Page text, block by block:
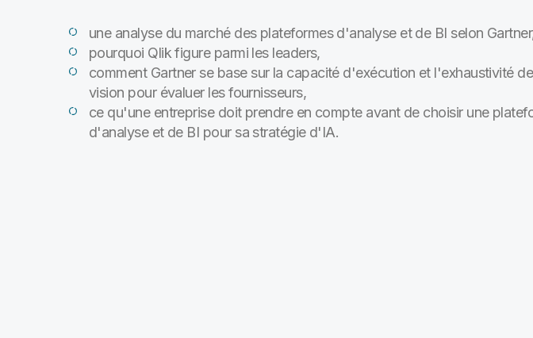
une analyse du marché des plateformes d'analyse et de BI selon
pourquoi Qlik figure parmi les leaders,
comment Gartner se base sur la capacité d'exécution et l'exhaustivité
vision pour évaluer les fournisseurs,
ce qu'une entreprise doit prendre en compte avant de choisir une
d'analyse et de BI pour sa stratégie d'IA.